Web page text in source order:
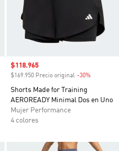
Precio de venta
$118.965
$169.950 Precio original -30%
Shorts Made for Training
AEROREADY Minimal Dos en Uno
Mujer Performance
4 colores